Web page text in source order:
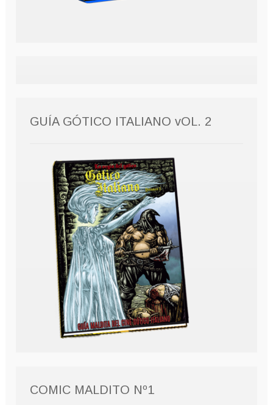
GUÍA GÓTICO ITALIANO vOL. 2
COMIC MALDITO Nº1